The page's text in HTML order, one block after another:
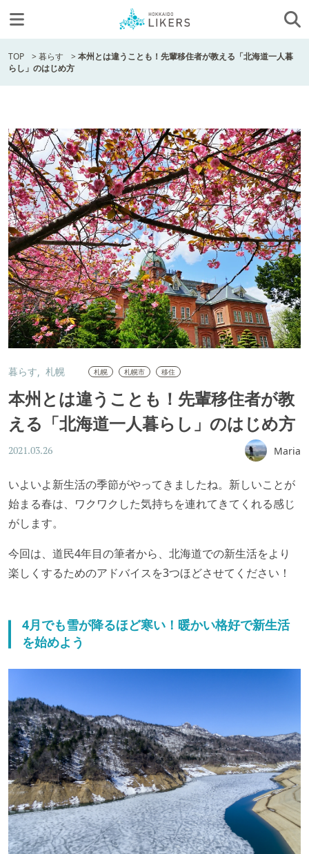
TOP >暮らす >本州とは違うことも！先輩移住者が教える「北海道一人暮
らし」のはじめ方
暮らす 札幌 札幌 札幌市 移住
本州とは違うことも！先輩移住者が教
える「北海道一人暮らし」のはじめ方
2021.03.26 Maria
いよいよ新生活の季節がやってきましたね。新しいことが
始まる春は、ワクワクした気持ちを連れてきてくれる感じ
がします。
今回は、道民4年目の筆者から、北海道での新生活をより
楽しくするためのアドバイスを3つほどさせてください！
4月でも雪が降るほど寒い！暖かい格好で新生活
を始めよう